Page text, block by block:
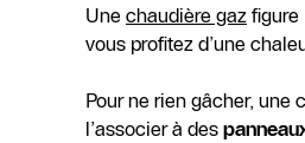
Une chaudière gaz figure
vous profitez d’une
Pour ne rien gâcher,
l’associer à des